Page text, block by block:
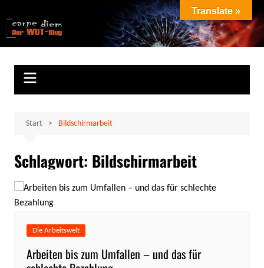
Inhalt
springen
Marion Klüter
carpe diem
Start Bildschirmarbeit
Schlagwort: Bildschirmarbeit
Die Arbeitswelt
Arbeiten bis zum Umfallen – und das für
Translate »